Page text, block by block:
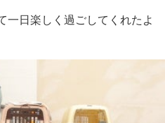
一日楽しく過ごしてくれたよ